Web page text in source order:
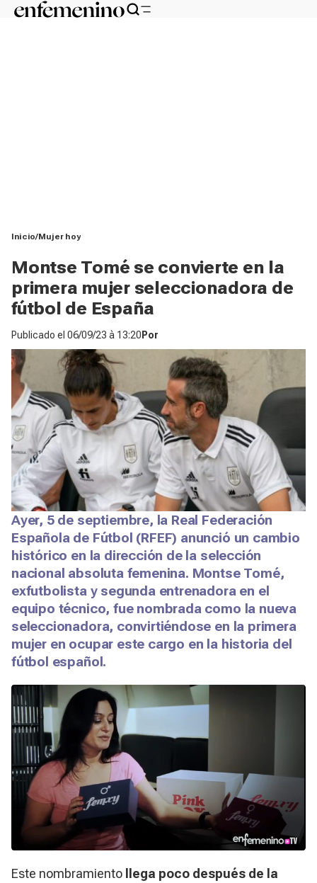
Inicio Mujer hoy
Montse Tomé se convierte en la
primera mujer seleccionadora de
fútbol de España
Publicado el 06/09/23 à 13:20 Por
Ayer, 5 de septiembre, la Real Federación
Española de Fútbol (RFEF) anunció un cambio
histórico en la dirección de la selección
nacional absoluta femenina. Montse Tomé,
exfutbolista y segunda entrenadora en el
equipo técnico, fue nombrada como la nueva
seleccionadora, convirtiéndose en la primera
mujer en ocupar este cargo en la historia del
fútbol español.
Este nombramiento llega poco después de la